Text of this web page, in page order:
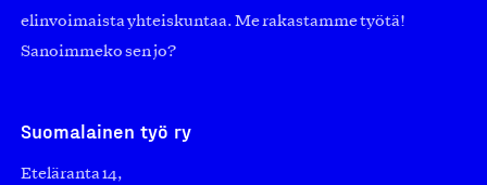
elinvoimaista yhteiskuntaa. Me rakastamme työtä!
Sanoimmeko sen jo?
Suomalainen työ ry
Eteläranta 14,